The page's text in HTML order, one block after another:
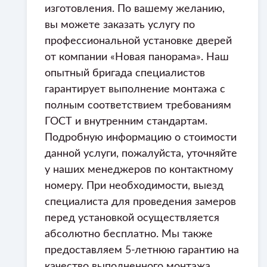
изготовления. По вашему желанию,
вы можете заказать услугу по
профессиональной установке дверей
от компании «Новая панорама». Наш
опытный бригада специалистов
гарантирует выполнение монтажа с
полным соответствием требованиям
ГОСТ и внутренним стандартам.
Подробную информацию о стоимости
данной услуги, пожалуйста, уточняйте
у наших менеджеров по контактному
номеру. При необходимости, выезд
специалиста для проведения замеров
перед установкой осуществляется
абсолютно бесплатно. Мы также
предоставляем 5-летнюю гарантию на